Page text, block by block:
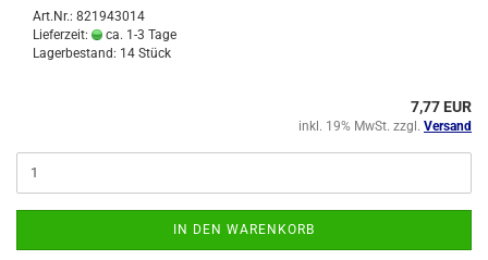
Art.Nr.: 821943014
Lieferzeit:
ca. 1-3 Tage
Lagerbestand: 14 Stück
7,77 EUR
inkl. 19% MwSt. zzgl. Versand
IN DEN WARENKORB